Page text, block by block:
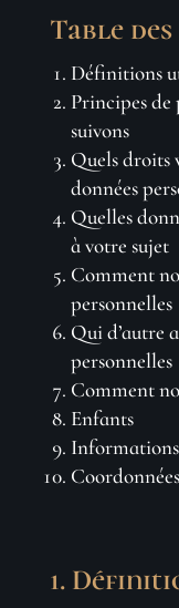
Table
Définitions
Principes de
suivons
Quels droits
données
Quelles
à votre sujet
Comment
personnelles
Qui d’autre
personnelles
Comment
Enfants
Informations
1.